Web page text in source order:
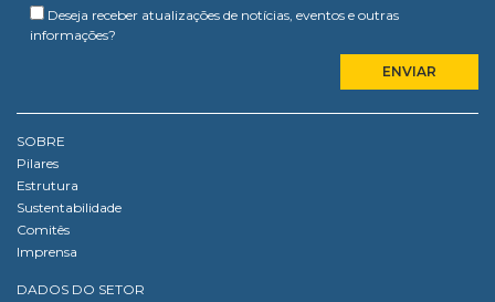
Deseja receber atualizações de notícias, eventos e outras
informações?
SOBRE
Pilares
Estrutura
Sustentabilidade
Comitês
Imprensa
DADOS DO SETOR